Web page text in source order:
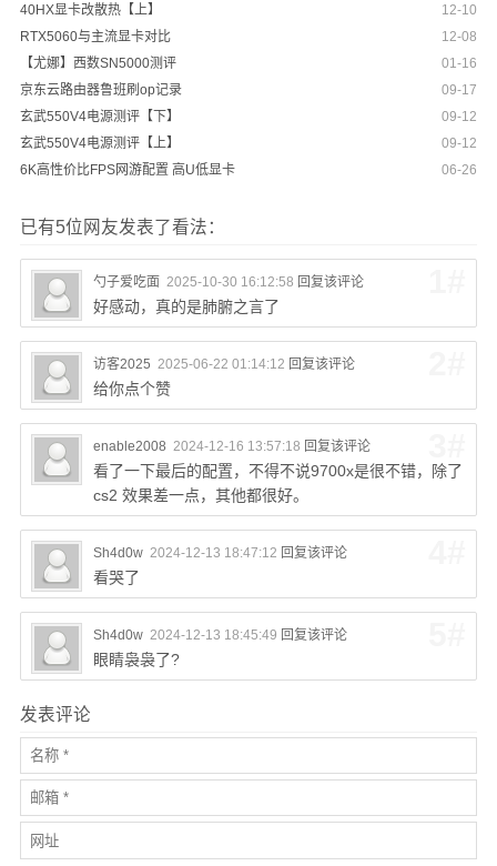
12-10
40HX显卡改散热【上】
12-08
RTX5060与主流显卡对比
01-16
【尤娜】西数SN5000测评
09-17
京东云路由器鲁班刷op记录
09-12
玄武550V4电源测评【下】
09-12
玄武550V4电源测评【上】
06-26
6K高性价比FPS网游配置 高U低显卡
已有5位网友发表了看法：
勺子爱吃面 2025-10-30 16:12:58 回复该评论
好感动，真的是肺腑之言了
访客2025 2025-06-22 01:14:12 回复该评论
给你点个赞
enable2008 2024-12-16 13:57:18 回复该评论
看了一下最后的配置，不得不说9700x是很不错，除了
cs2 效果差一点，其他都很好。
Sh4d0w 2024-12-13 18:47:12 回复该评论
看哭了
Sh4d0w 2024-12-13 18:45:49 回复该评论
眼睛袅袅了?
发表评论